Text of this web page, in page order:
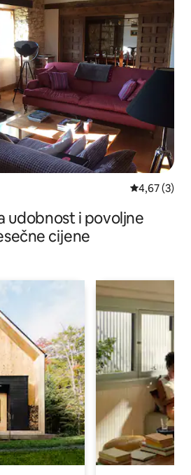
Prosječna
4,67 (3)
udobnost i povoljne
cijene